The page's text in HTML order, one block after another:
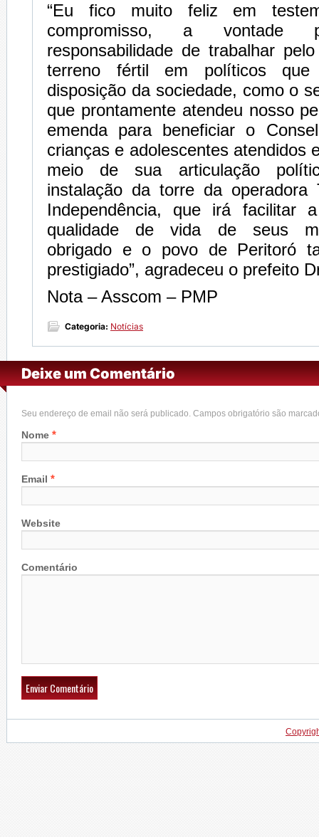
“Eu fico muito feliz em
compromisso, a
responsabilidade de trabalhar
terreno fértil em políticos
disposição da sociedade, como o
que prontamente atendeu nosso
emenda para beneficiar o
crianças e adolescentes atendidos
meio de sua articulação
instalação da torre da operadora
Independência, que irá facilitar
qualidade de vida de seus
obrigado e o povo de Peritoró
prestigiado”, agradeceu o prefeito
Nota – Asscom – PMP
Categoria: Notícias
Deixe um Comentário
Seu endereço de email não será publicado. Campos obrigatório são
Nome *
Email *
Website
Comentário